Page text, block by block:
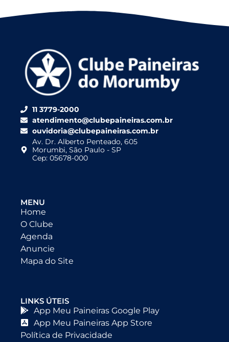
11 3779-2000
atendimento@clubepaineiras.com.br
ouvidoria@clubepaineiras.com.br
Av. Dr. Alberto Penteado, 605
Morumbi, São Paulo - SP
Cep: 05678-000
MENU
Home
O Clube
Agenda
Anuncie
Mapa do Site
LINKS ÚTEIS
App Meu Paineiras Google Play
App Meu Paineiras App Store
Política de Privacidade